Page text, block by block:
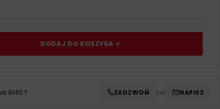
DODAJ DO KOSZYKA
ilość? ZADZWOŃ lub NAPISZ